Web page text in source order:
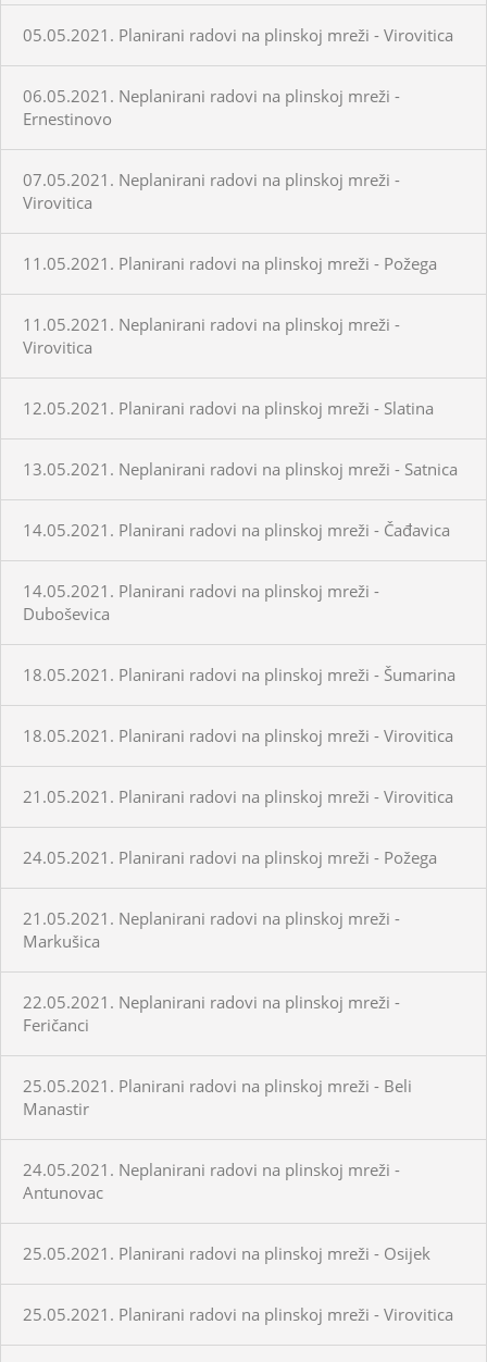
05.05.2021. Planirani radovi na plinskoj mreži - Virovitica
06.05.2021. Neplanirani radovi na plinskoj mreži -
Ernestinovo
07.05.2021. Neplanirani radovi na plinskoj mreži -
Virovitica
11.05.2021. Planirani radovi na plinskoj mreži - Požega
11.05.2021. Neplanirani radovi na plinskoj mreži -
Virovitica
12.05.2021. Planirani radovi na plinskoj mreži - Slatina
13.05.2021. Neplanirani radovi na plinskoj mreži - Satnica
14.05.2021. Planirani radovi na plinskoj mreži - Čađavica
14.05.2021. Planirani radovi na plinskoj mreži -
Duboševica
18.05.2021. Planirani radovi na plinskoj mreži - Šumarina
18.05.2021. Planirani radovi na plinskoj mreži - Virovitica
21.05.2021. Planirani radovi na plinskoj mreži - Virovitica
24.05.2021. Planirani radovi na plinskoj mreži - Požega
21.05.2021. Neplanirani radovi na plinskoj mreži -
Markušica
22.05.2021. Neplanirani radovi na plinskoj mreži -
Feričanci
25.05.2021. Planirani radovi na plinskoj mreži - Beli
Manastir
24.05.2021. Neplanirani radovi na plinskoj mreži -
Antunovac
25.05.2021. Planirani radovi na plinskoj mreži - Osijek
25.05.2021. Planirani radovi na plinskoj mreži - Virovitica